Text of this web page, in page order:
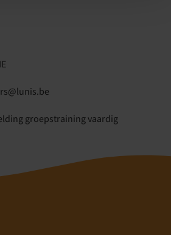
groepstraining vaardig